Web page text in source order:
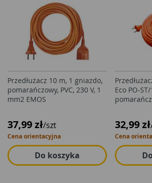
Przedłużacz 10 m, 1 gniazdo,
pomarańczowy, PVC, 230 V, 1
mm2 EMOS
37,99 zł/szt
Cena orientacyjna
Do koszyka
Eco PO-
32,99 zł
Cena